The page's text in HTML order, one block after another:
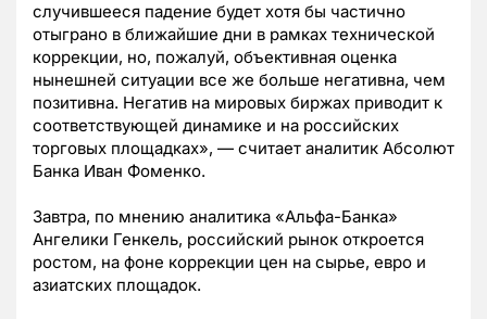
случившееся падение будет хотя бы частично
отыграно в ближайшие дни в рамках технической
коррекции, но, пожалуй, объективная оценка
нынешней ситуации все же больше негативна, чем
позитивна. Негатив на мировых биржах приводит к
соответствующей динамике и на российских
торговых площадках», — считает аналитик Абсолют
Банка Иван Фоменко.
Завтра, по мнению аналитика «Альфа-Банка»
Ангелики Генкель, российский рынок откроется
ростом, на фоне коррекции цен на сырье, евро и
азиатских площадок.